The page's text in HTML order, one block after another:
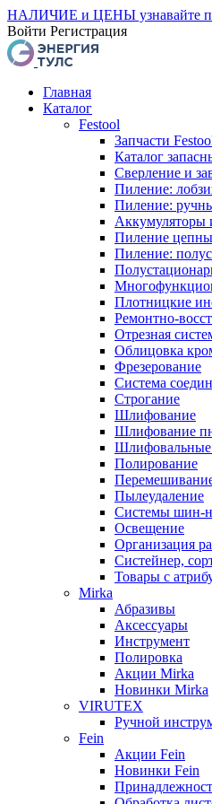
НАЛИЧИЕ и ЦЕНЫ узнавайте по
Войти Регистрация
Главная
Каталог
Festool
Запчасти
Каталог
Сверление и
Пиление:
Пиление:
Аккумуляторы
Пиление
Пиление:
Плотницкие
Ремонтно-
Отрезная
Облицовка
Фрезерование
Система
Строгание
Шлифование
Шлифование
Шлифовальные
Полирование
Пылеудаление
Системы шин-
Освещение
Организация
Систейнер,
Товары с
Mirka
Абразивы
Аксессуары
Инструмент
Полировка
Акции Mirka
Новинки Mirka
VIRUTEX
Ручной
Fein
Акции Fein
Новинки Fein